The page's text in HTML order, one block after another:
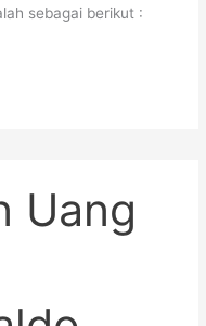
sebagai berikut :
Uang